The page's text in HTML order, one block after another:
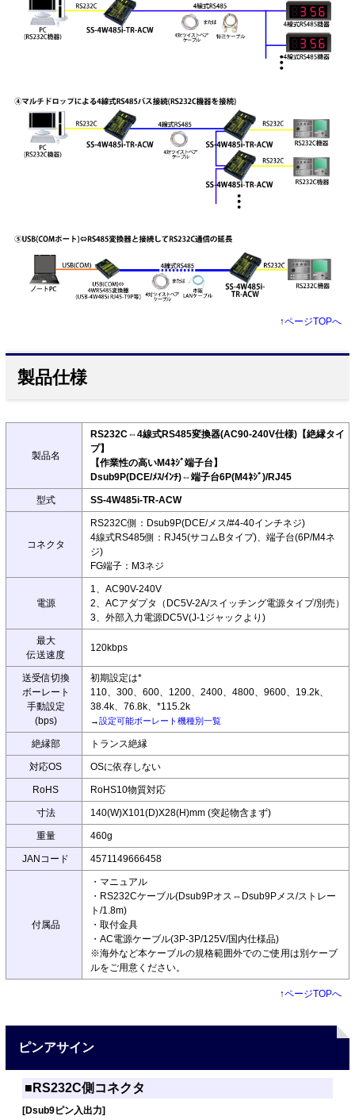
↑ページTOPへ
製品仕様
製品名
RS232C⇔4線式RS485変換器(AC90-240V仕様)【絶縁タイ
プ】
【作業性の高いM4ﾈｼﾞ端子台】
Dsub9P(DCE/ﾒｽ/ｲﾝﾁ)⇔端子台6P(M4ﾈｼﾞ)/RJ45
型式 SS-4W485i-TR-ACW
コネクタ
RS232C側：Dsub9P(DCE/メス/#4-40インチネジ)
4線式RS485側：RJ45(サコムBタイプ)、端子台(6P/M4ネ
ジ)
FG端子：M3ネジ
電源
1、AC90V-240V
2、ACアダプタ（DC5V-2A/スイッチング電源タイプ/別売）
3、外部入力電源DC5V(J-1ジャックより)
最大
伝送速度
120kbps
送受信切換
ボーレート
手動設定
(bps)
初期設定は*
110、300、600、1200、2400、4800、9600、19.2k、
38.4k、76.8k、*115.2k
→設定可能ボーレート機種別一覧
絶縁部 トランス絶縁
対応OS OSに依存しない
RoHS RoHS10物質対応
寸法 140(W)X101(D)X28(H)mm (突起物含まず)
重量 460g
JANコード 4571149666458
付属品
・マニュアル
・RS232Cケーブル(Dsub9Pオス⇔Dsub9Pメス/ストレー
ト/1.8m)
・取付金具
・AC電源ケーブル(3P-3P/125V/国内仕様品)
※海外など本ケーブルの規格範囲外でのご使用は別ケーブ
ルをご用意ください。
↑ページTOPへ
ピンアサイン
■RS232C側コネクタ
[Dsub9ピン入出力]